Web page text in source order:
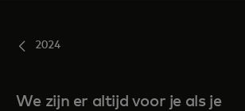
2024
We zijn er altijd voor je als je